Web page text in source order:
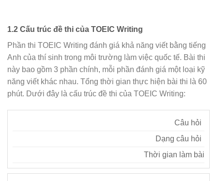
1.2 Cấu trúc đề thi của TOEIC Writing
Phần thi TOEIC Writing đánh giá khả năng viết bằng tiếng
Anh của thí sinh trong môi trường làm việc quốc tế. Bài thi
này bao gồm 3 phần chính, mỗi phần đánh giá một loại kỹ
năng viết khác nhau. Tổng thời gian thực hiện bài thi là 60
phút. Dưới đây là cấu trúc đề thi của TOEIC Writing:
Câu hỏi
Dạng câu hỏi
Thời gian làm bài